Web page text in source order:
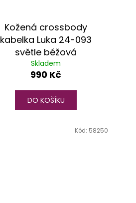
Kožená crossbody
kabelka Luka 24-093
světle béžová
Skladem
990 Kč
DO KOŠÍKU
Kód: 58250